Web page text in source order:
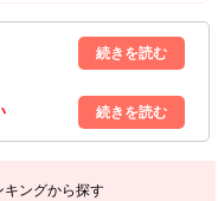
せ業務｣はお休みいたしま
)以降の対応となりますので
ております｡
キングから探す